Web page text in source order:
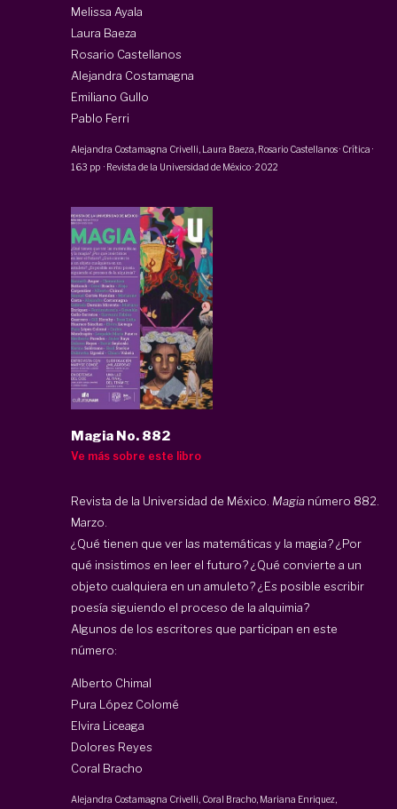
Melissa Ayala
Laura Baeza
Rosario Castellanos
Alejandra Costamagna
Emiliano Gullo
Pablo Ferri
Alejandra Costamagna Crivelli Laura Baeza Rosario Castellanos· Crítica ·
163 pp · Revista de la Universidad de México·2022
Magia No. 882
Ve más sobre este libro
Revista de la Universidad de México. Magia número 882.
Marzo.
¿Qué tienen que ver las matemáticas y la magia? ¿Por
qué insistimos en leer el futuro? ¿Qué convierte a un
objeto cualquiera en un amuleto? ¿Es posible escribir
poesía siguiendo el proceso de la alquimia?
Algunos de los escritores que participan en este
número:
Alberto Chimal
Pura López Colomé
Elvira Liceaga
Dolores Reyes
Coral Bracho
Alejandra Costamagna Crivelli , Coral Bracho, Mariana Enriquez